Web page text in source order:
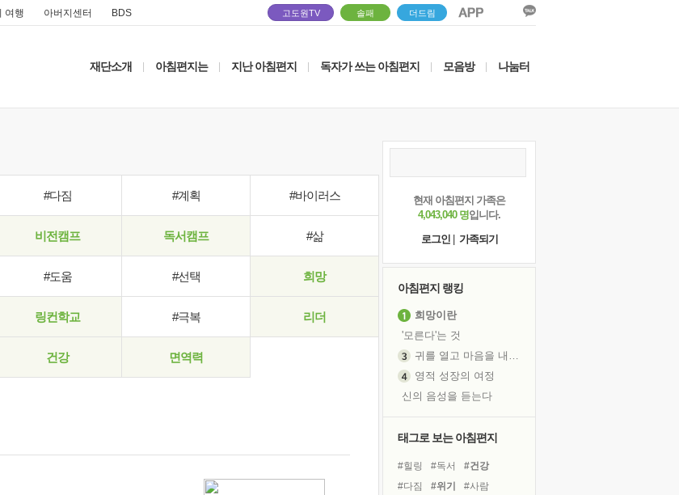
여행 아버지센터 BDS 고도원TV 솔패 더드림
재단소개 아침편지는 지난 아침편지 독자가 쓰는 아침편지 모음방 나눔터
#다짐 #계획 #바이러스
비전캠프 독서캠프 #삶
#도움 #선택 희망
링컨학교 #극복 리더
건강 면역력
현재 아침편지 가족은
4,043,040 명입니다.
로그인
가족되기
아침편지 랭킹
희망이란
'모른다'는 것
귀를 열고 마음을 내어주고
영적 성장의 여정
신의 음성을 듣는다
극과 극의 양 끝단
태그로 보는 아침편지
#힐링 #독서
#건강
#다짐
#위기
#사람